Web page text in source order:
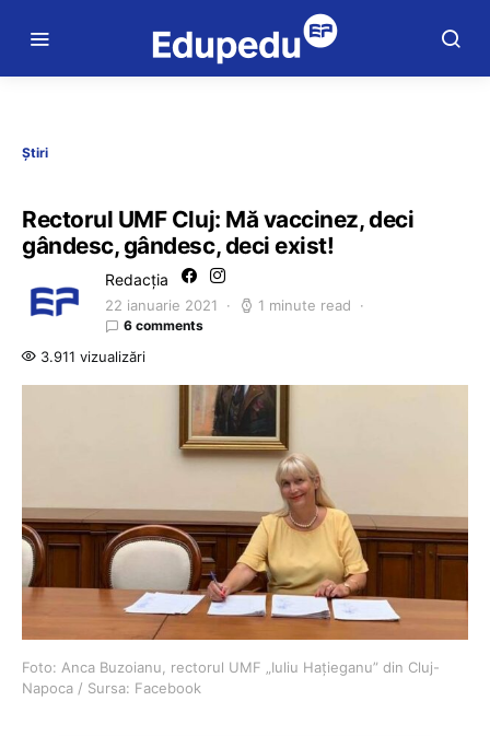
Știri
Rectorul UMF Cluj: Mă vaccinez, deci
gândesc, gândesc, deci exist!
Redacția
22 ianuarie 2021 1 minute read
6 comments
3.911 vizualizări
Foto: Anca Buzoianu, rectorul UMF „Iuliu Haţieganu” din Cluj-
Napoca / Sursa: Facebook